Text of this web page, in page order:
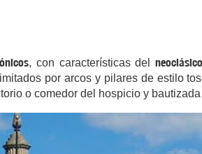
, con características del
por arcos y pilares de estilo
o comedor del hospicio y bautizada